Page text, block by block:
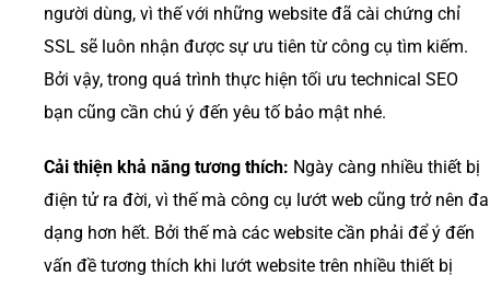
người dùng, vì thế với những website đã cài chứng chỉ
SSL sẽ luôn nhận được sự ưu tiên từ công cụ tìm kiếm.
Bởi vậy, trong quá trình thực hiện tối ưu technical SEO
bạn cũng cần chú ý đến yêu tố bảo mật nhé.
Cải thiện khả năng tương thích: Ngày càng nhiều thiết bị
điện tử ra đời, vì thế mà công cụ lướt web cũng trở nên đa
dạng hơn hết. Bởi thế mà các website cần phải để ý đến
vấn đề tương thích khi lướt website trên nhiều thiết bị